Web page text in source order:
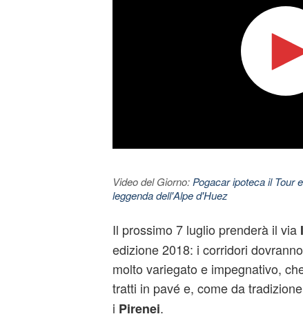
Video del Giorno: Pogacar ipoteca il Tour
leggenda dell'Alpe d'Huez
Il prossimo 7 luglio prenderà il via
edizione 2018: i corridori
molto variegato e impegnativo,
tratti in pavé e, come da
i Pirenei.